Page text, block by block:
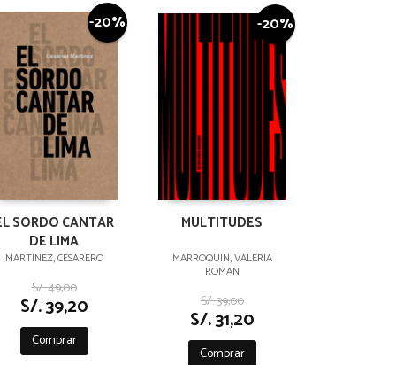
-20%
SORDO CANTAR
DE LIMA
MARTINEZ, CESARERO
S/. 49,00
S/. 39,20
Comprar
-20%
MULTITUDES
MARROQUIN, VALERIA
ROMAN
S/. 39,00
S/. 31,20
Comprar